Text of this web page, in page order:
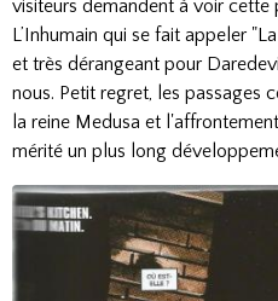
visiteurs demandent à voir cette
L’Inhumain qui se fait appeler
et très dérangeant pour
nous. Petit regret, les passages
la reine Medusa et
mérité un plus long